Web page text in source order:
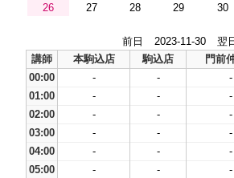
26
27 28 29 30
前日 2023-11-30 翌
講師
本駒込店 駒込店 門前
00:00
- - -
01:00
- - -
02:00
- - -
03:00
- - -
04:00
- - -
05:00
- - -